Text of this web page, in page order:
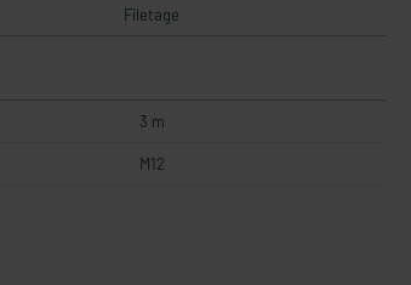
Filetage
3 m
M12